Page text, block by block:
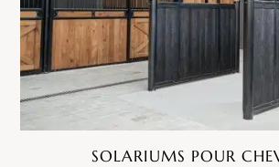
SOLARIUMS POUR